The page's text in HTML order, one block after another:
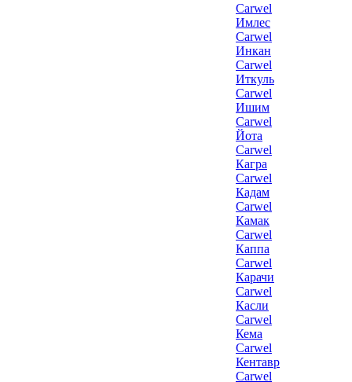
Carwel
Имлес
Carwel
Инкан
Carwel
Иткуль
Carwel
Ишим
Carwel
Йота
Carwel
Кагра
Carwel
Кадам
Carwel
Камак
Carwel
Каппа
Carwel
Карачи
Carwel
Касли
Carwel
Кема
Carwel
Кентавр
Carwel